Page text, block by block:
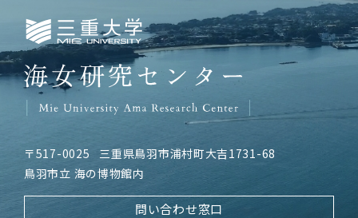
三重大学海女研究センター
〒517-0025
三重県鳥羽市浦村町大吉1731-68
鳥羽市立 海の博物館内
問い合わせ窓口